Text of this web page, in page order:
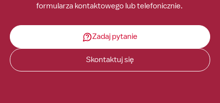
formularza kontaktowego lub telefonicznie.
Zadaj pytanie
Skontaktuj się